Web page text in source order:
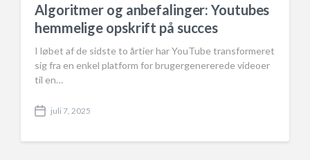
Algoritmer og anbefalinger: Youtubes
hemmelige opskrift på succes
I løbet af de sidste to årtier har YouTube transformeret
sig fra en enkel platform for brugergenererede videoer
til en…
P
s
juli 7, 2025